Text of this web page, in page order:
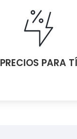
PRECIOS PARA TÍ